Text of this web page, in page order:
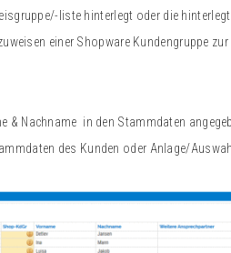
liste hinterlegt oder die
einer Shopware Kundengruppe
& Nachname in den Stammdaten
des Kunden oder Anlage/